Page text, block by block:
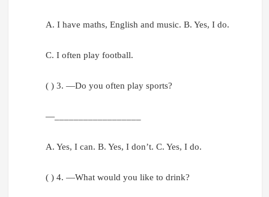
A. I have maths, English and music. B. Yes, I do.
C. I often play football.
( ) 3. —Do you often play sports?
—__________________
A. Yes, I can. B. Yes, I don’t. C. Yes, I do.
( ) 4. —What would you like to drink?